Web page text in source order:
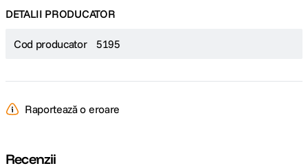
DETALII PRODUCATOR
Cod producator 5195
Raportează o eroare
Recenzii